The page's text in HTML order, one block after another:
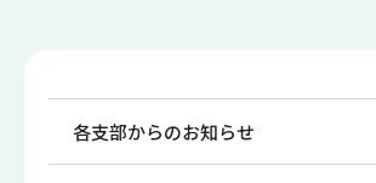
各支部からのお知らせ